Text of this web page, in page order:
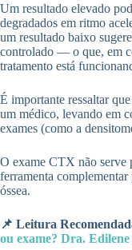
Um resultado elevado
degradados em ritmo
um resultado baixo
controlado — o que, em
tratamento está
É importante ressaltar
um médico, levando em
exames (como a
O exame CTX não serve
ferramenta
óssea.
📌 Leitura
ou exame? Dra.